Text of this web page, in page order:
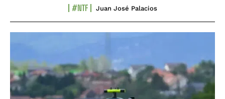
#NTF Juan José Palacios